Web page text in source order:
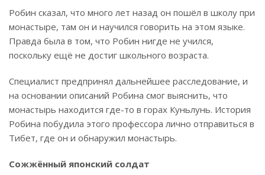
Робин сказал, что много лет назад он пошёл в школу при
монастыре, там он и научился говорить на этом языке.
Правда была в том, что Робин нигде не учился,
поскольку ещё не достиг школьного возраста.
Специалист предпринял дальнейшее расследование, и
на основании описаний Робина смог выяснить, что
монастырь находится где-то в горах Куньлунь. История
Робина побудила этого профессора лично отправиться в
Тибет, где он и обнаружил монастырь.
Сожжённый японский солдат